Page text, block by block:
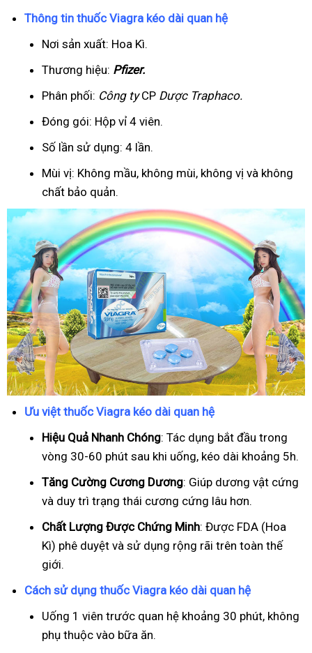
Thông tin thuốc Viagra kéo dài quan hệ
Nơi sản xuất: Hoa Kì.
Thương hiệu: Pfizer.
Phân phối: Công tyCP Dược Traphaco.
Đóng gói: Hộp vỉ 4 viên.
Số lần sử dụng: 4 lần.
Mùi vị: Không mầu, không mùi, không vị và không
chất bảo quản.
Ưu việt thuốc Viagra kéo dài quan hệ
Hiệu Quả Nhanh Chóng: Tác dụng bắt đầu trong
vòng 30-60 phút sau khi uống, kéo dài khoảng 5h.
Tăng Cường Cương Dương: Giúp dương vật cứng
và duy trì trạng thái cương cứng lâu hơn.
Chất Lượng Được Chứng Minh: Được FDA (Hoa
Kì) phê duyệt và sử dụng rộng rãi trên toàn thế
giới.
Cách sử dụng thuốc Viagra kéo dài quan hệ
Uống 1 viên trước quan hệ khoảng 30 phút, không
phụ thuộc vào bữa ăn.